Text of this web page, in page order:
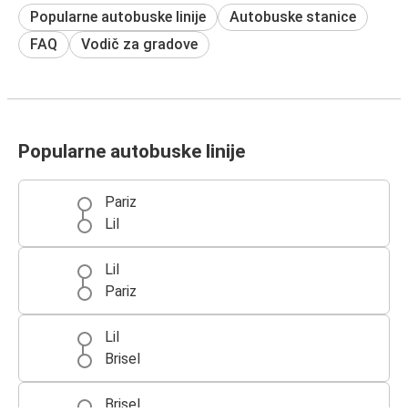
Popularne autobuske linije
Autobuske stanice
FAQ
Vodič za gradove
Popularne autobuske linije
Pariz
Lil
Lil
Pariz
Lil
Brisel
Brisel